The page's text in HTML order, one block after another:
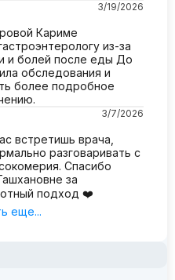
3/19/2026
Кариме
из-за
и болей после еды До
обследования и
более подробное
3/7/2026
встретишь врача,
разговаривать с
Спасибо
за
подход ❤️
еще...